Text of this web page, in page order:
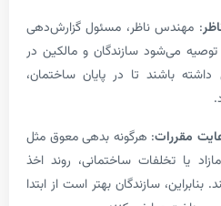
مسئول گزارش‌دهی
و مالکین در
تا در پایان ساختمان،
هرگونه بدهی معوق مثل
ساختمانی، روند اخذ
بهتر است از ابتدا